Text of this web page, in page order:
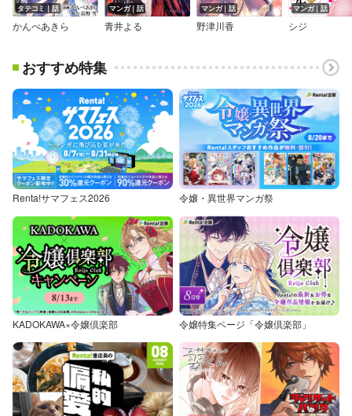
タテコミ｜話
かんべあきら
マンガ｜話
青井よる
マンガ｜話
野津川香
マンガ｜話
シジ
おすすめ特集
Renta!サマフェス2026 令嬢・異世界マンガ祭
KADOKAWA×令嬢倶楽部 令嬢特集ページ「令嬢倶楽部」